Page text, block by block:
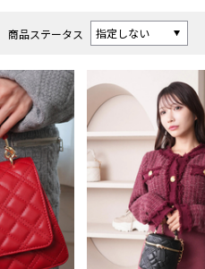
商品ステータス